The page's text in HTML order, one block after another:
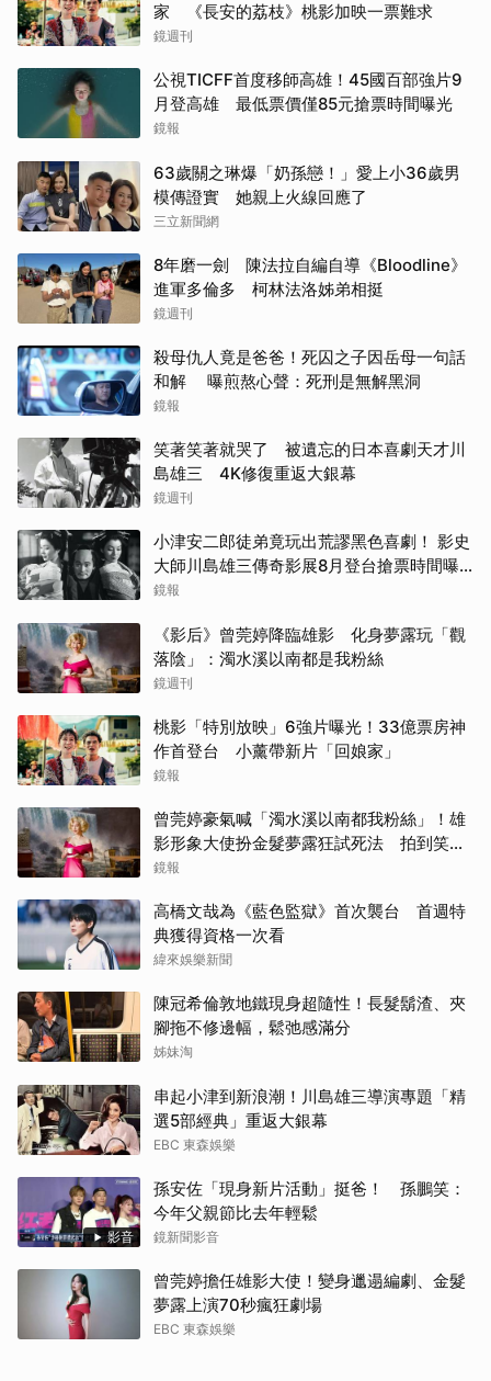
家 《長安的荔枝》桃影加映一票難求
鏡週刊
公視TICFF首度移師高雄！45國百部強片9
月登高雄 最低票價僅85元搶票時間曝光
鏡報
63歲關之琳爆「奶孫戀！」愛上小36歲男
模傳證實 她親上火線回應了
三立新聞網
8年磨一劍 陳法拉自編自導《Bloodline》
進軍多倫多 柯林法洛姊弟相挺
鏡週刊
殺母仇人竟是爸爸！死囚之子因岳母一句話
和解 曝煎熬心聲：死刑是無解黑洞
鏡報
笑著笑著就哭了 被遺忘的日本喜劇天才川
島雄三 4K修復重返大銀幕
鏡週刊
小津安二郎徒弟竟玩出荒謬黑色喜劇！ 影史
大師川島雄三傳奇影展8月登台搶票時間曝
光
鏡報
《影后》曾莞婷降臨雄影 化身夢露玩「觀
落陰」：濁水溪以南都是我粉絲
鏡週刊
桃影「特別放映」6強片曝光！33億票房神
作首登台 小薰帶新片「回娘家」
鏡報
曾莞婷豪氣喊「濁水溪以南都我粉絲」！雄
影形象大使扮金髮夢露狂試死法 拍到笑罵
「神經病」
鏡報
高橋文哉為《藍色監獄》首次襲台 首週特
典獲得資格一次看
緯來娛樂新聞
陳冠希倫敦地鐵現身超隨性！長髮鬍渣、夾
腳拖不修邊幅，鬆弛感滿分
姊妹淘
串起小津到新浪潮！川島雄三導演專題「精
選5部經典」重返大銀幕
EBC 東森娛樂
影音
孫安佐「現身新片活動」挺爸！ 孫鵬笑：
今年父親節比去年輕鬆
鏡新聞影音
曾莞婷擔任雄影大使！變身邋遢編劇、金髮
夢露上演70秒瘋狂劇場
EBC 東森娛樂